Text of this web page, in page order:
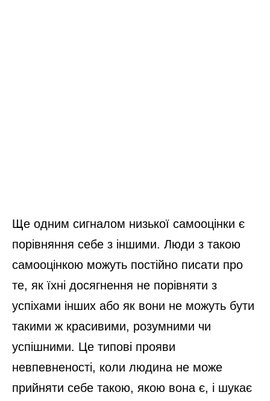
Ще одним сигналом низької самооцінки є
порівняння себе з іншими. Люди з такою
самооцінкою можуть постійно писати про
те, як їхні досягнення не порівняти з
успіхами інших або як вони не можуть бути
такими ж красивими, розумними чи
успішними. Це типові прояви
невпевненості, коли людина не може
прийняти себе такою, якою вона є, і шукає